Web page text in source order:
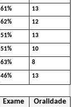
61% 13
62% 12
51% 13
51% 10
63% 8
46% 13
Exame
Oralidade